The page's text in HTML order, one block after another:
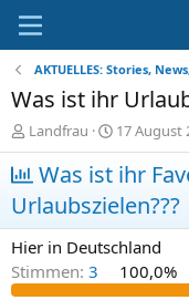
AKTUELLES: Stories,
Was ist ihr
E
r
s
t
e
l
l
e
r
Landfrau
E
r
s
t
e
l
l
a
17 August
Was ist ihr
Urlaubszielen???
Hier in Deutschland
Stimmen: 3 100,0%